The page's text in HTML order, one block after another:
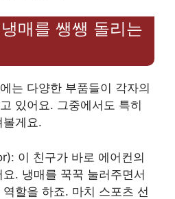
매를 쌩쌩 돌리는
는 다양한 부품들이 각자의
있어요. 그중에서도 특히
볼게요.
이 친구가 바로 에어컨의
. 냉매를 꾹꾹 눌러주면서
할을 하죠. 마치 스포츠 선